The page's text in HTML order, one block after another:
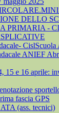
DELLO
PRIMARIA -
ANIEF
15 e 16 aprile:
fascia GPS
(ass. tecnici)